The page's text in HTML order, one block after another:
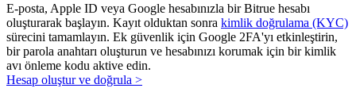
Otomatik Yatırım
Uzun vadeli kâr ve esnek çıkarlar elde edin
E-posta, Apple ID veya Google hesabınızla bir Bitrue hesabı
oluşturarak başlayın. Kayıt olduktan sonra kimlik doğrulama (KYC)
sürecini tamamlayın. Ek güvenlik için Google 2FA'yı etkinleştirin,
bir parola anahtarı oluşturun ve hesabınızı korumak için bir kimlik
avı önleme kodu aktive edin.
Hesap oluştur ve doğrula >